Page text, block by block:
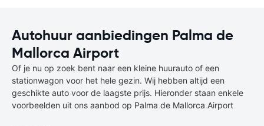
Autohuur aanbiedingen Palma de
Mallorca Airport
Of je nu op zoek bent naar een kleine huurauto of een
stationwagon voor het hele gezin. Wij hebben altijd een
geschikte auto voor de laagste prijs. Hieronder staan enkele
voorbeelden uit ons aanbod op Palma de Mallorca Airport